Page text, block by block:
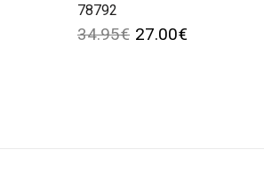
78792
34.95€ 27.00€